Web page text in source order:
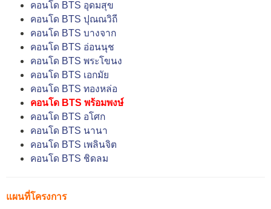
คอนโด BTS อุดมสุข
คอนโด BTS ปุณณวิถี
คอนโด BTS บางจาก
คอนโด BTS อ่อนนุช
คอนโด BTS พระโขนง
คอนโด BTS เอกมัย
คอนโด BTS ทองหล่อ
คอนโด BTS พร้อมพงษ์
คอนโด BTS อโศก
คอนโด BTS นานา
คอนโด BTS เพลินจิต
คอนโด BTS ชิดลม
แผนที่โครงการ